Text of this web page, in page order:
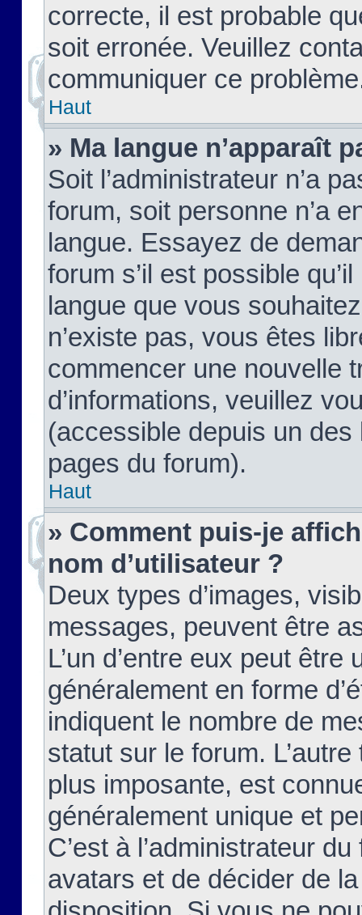
correcte, il est probable
soit erronée. Veuillez
communiquer ce
Haut
» Ma langue n’apparaît
Soit l’administrateur n’a
forum, soit personne n’a
langue. Essayez de
forum s’il est possible
langue que vous
n’existe pas, vous êtes
commencer une nouvelle
d’informations, veuillez
(accessible depuis un
pages du forum).
Haut
» Comment puis-je
nom d’utilisateur ?
Deux types d’images,
messages, peuvent être
L’un d’entre eux peut
généralement en forme
indiquent le nombre de
statut sur le forum.
plus imposante, est
généralement unique et
C’est à l’administrateur
avatars et de décider de